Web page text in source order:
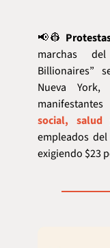
📢👷
marchas
Billionaires”
Nueva
social, salud
empleados
exigiendo $23